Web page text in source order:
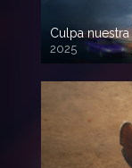
Culpa
2025
720p HD